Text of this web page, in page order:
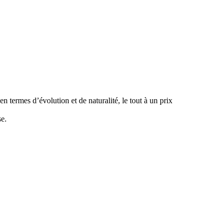
termes d’évolution et de naturalité, le tout à un prix